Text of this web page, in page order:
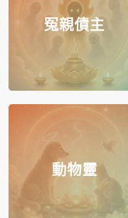
冤親債主
動物靈